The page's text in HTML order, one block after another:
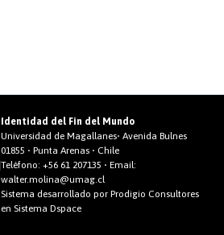
Identidad del Fin del Mundo
Universidad de Magallanes• Avenida Bulnes
01855 • Punta Arenas • Chile
Teléfono:+56 61 207135 • Email:
walter.molina@umag.cl
Sistema desarrollado por Prodigio Consultores
en Sistema Dspace